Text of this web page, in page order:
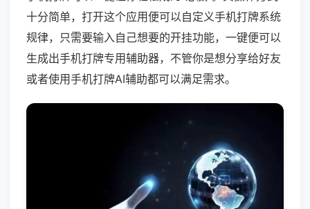
十分简单，打开这个应用便可以自定义手机打牌系统
规律，只需要输入自己想要的开挂功能，一键便可以
生成出手机打牌专用辅助器，不管你是想分享给好友
或者使用手机打牌AI辅助都可以满足需求。